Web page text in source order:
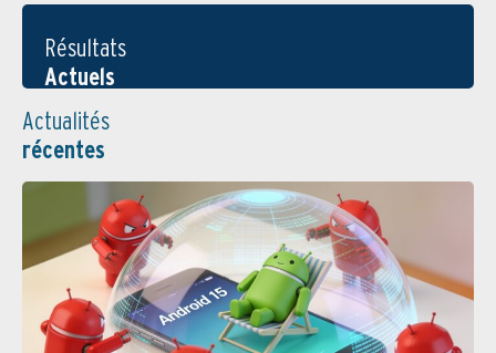
Résultats
Actuels
Actualités
récentes